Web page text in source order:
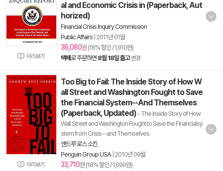
미리보기
al and Economic Crisis in (Paperback, Aut
horized)
Financial Crisis Inquiry Commission
Public Affairs 2011년 01월
38,080원 (18% 할인 / 1,910원)
택배로 주문하면 8월 18일 출고 변경
미리보기
Too Big to Fail: The Inside Story of How W
all Street and Washington Fought to Save
the Financial System--And Themselves
(Paperback, Updated) - The Inside Story of How
Wall Street and Washington Fought to Save the Financialsy
stem from Crisis--and Themselves
앤드루 로스 소킨
Penguin Group USA| 2010년 09월
33,710원 (18% 할인 / 1,690원)